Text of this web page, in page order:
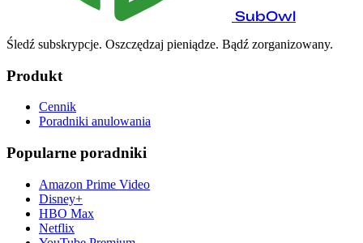
SubOwl
Śledź subskrypcje. Oszczędzaj pieniądze. Bądź zorganizowany.
Produkt
Cennik
Poradniki anulowania
Popularne poradniki
Amazon Prime Video
Disney+
HBO Max
Netflix